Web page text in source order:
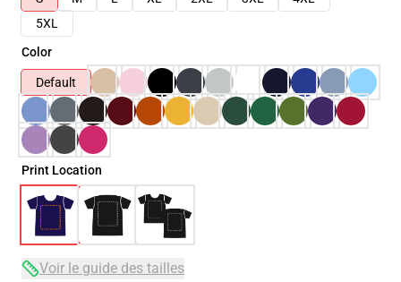
5XL
Color
Default
Print Location
Voir le guide des tailles